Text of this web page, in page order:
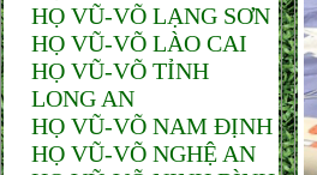
HỌ VŨ-VÕ LẠNG SƠN
HỌ VŨ-VÕ LÀO CAI
HỌ VŨ-VÕ TỈNH
LONG AN
HỌ VŨ-VÕ NAM ĐỊNH
HỌ VŨ-VÕ NGHỆ AN